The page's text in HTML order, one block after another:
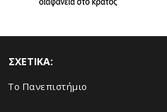
ΣΧΕΤΙΚΑ:
Το Πανεπιστήμιο